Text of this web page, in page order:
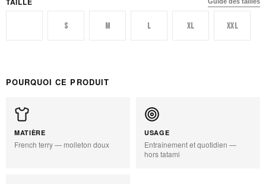
S M L XL XXL
POURQUOI CE PRODUIT
MATIÈRE
French terry — molleton doux
USAGE
Entraînement et quotidien —
hors tatami